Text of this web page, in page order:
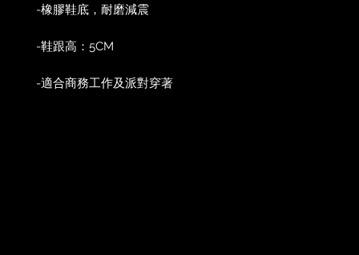
-橡膠鞋底，耐磨減震
-鞋跟高：5CM
-適合商務工作及派對穿著